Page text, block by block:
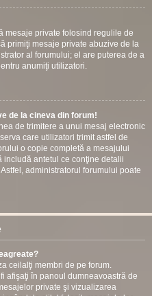
mesaje private folosind regulile de
primiţi mesaje private abuzive de la
al forumului; el are puterea de a
anumiţi utilizatori.
de la cineva din forum!
de trimitere a unui mesaj electronic
care utilizatori trimit astfel de
o copie completă a mesajului
includă antetul ce conţine detalii
administratorul forumului poate
ceilalţi membri de pe forum.
afişaţi în panoul dumneavoastră de
private şi vizualizarea